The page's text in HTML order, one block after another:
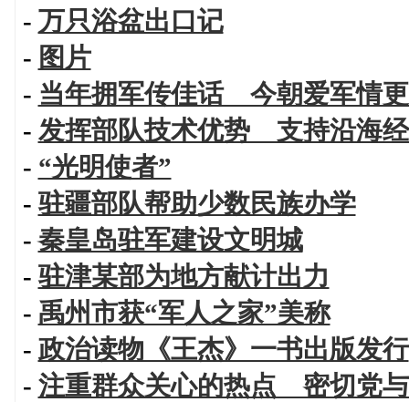
- 万只浴盆出口记
- 图片
- 当年拥军传佳话 今朝爱军情
- 发挥部队技术优势 支持沿海
- “光明使者”
-驻疆部队帮助少数民族办学
-秦皇岛驻军建设文明城
-驻津某部为地方献计出力
- 禹州市获“军人之家”美称
- 政治读物《王杰》一书出版发行
- 注重群众关心的热点 密切党